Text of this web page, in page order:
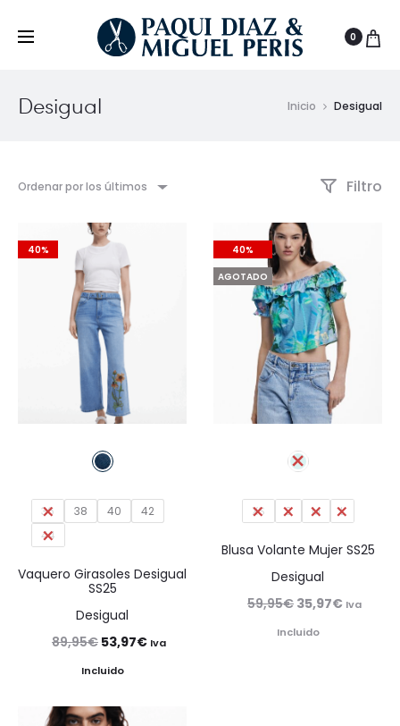
0
Desigual Inicio Desigual
Ordenar por los últimos Filtro
40%
36 38 40
42
44
Vaquero Girasoles Desigual
SS25
Desigual
89,95€ El
precio
era:
53,97€ElIva
Incluido
40%
AGOTADO
XS S M L
Blusa Volante Mujer SS25
Desigual
59,95€ El
precio
35,97€ El
Iva
Incluido